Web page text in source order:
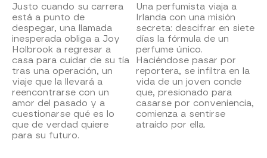
Justo cuando su carrera
está a punto de
despegar, una llamada
inesperada obliga a Joy
Holbrook a regresar a
casa para cuidar de su tía
tras una operación, un
viaje que la llevará a
reencontrarse con un
amor del pasado y a
cuestionarse qué es lo
que de verdad quiere
para su futuro.
Una perfumista viaja a
Irlanda con una misión
secreta: descifrar en siete
días la fórmula de un
perfume único.
Haciéndose pasar por
reportera, se infiltra en la
vida de un joven conde
que, presionado para
casarse por conveniencia,
comienza a sentirse
atraído por ella.